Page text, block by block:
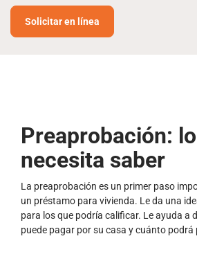
Solicitar en línea
Preaprobación:
necesita saber
La preaprobación es un primer paso
un préstamo para vivienda. Le da una
para los que podría calificar. Le ayuda a
puede pagar por su casa y cuánto podrá